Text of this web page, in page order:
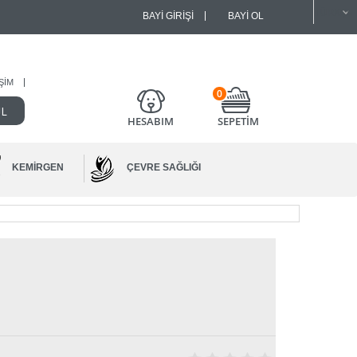
BAYI GIRIŞI BAYI OL
0
SEPETİM
HESABIM
KEMIRGEN ÇEVRE SAĞLIĞI